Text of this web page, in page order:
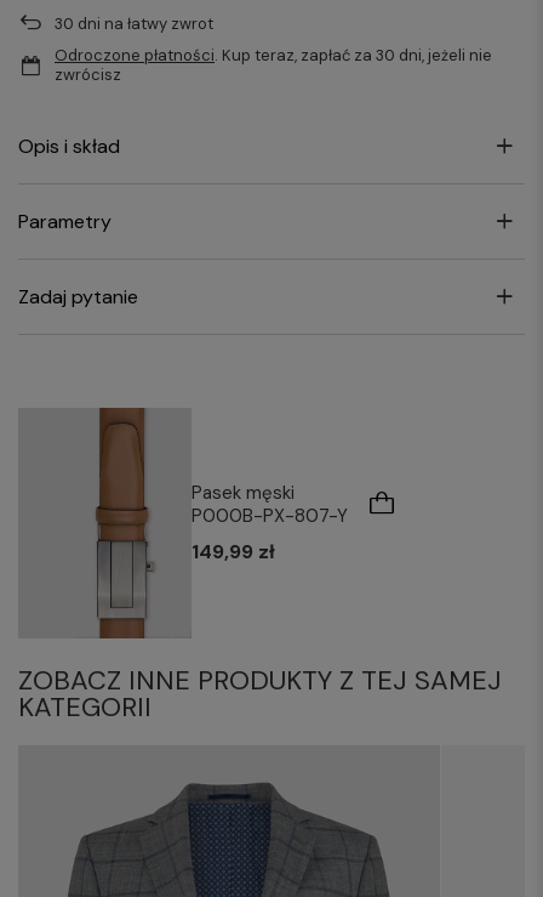
30 dni na łatwy zwrot
Odroczone płatności. Kup teraz, zapłać za 30 dni, jeżeli nie
zwrócisz
Opis i skład
Parametry
Zadaj pytanie
Pasek męski
P000B-PX-807-Y
149,99 zł
ZOBACZ INNE PRODUKTY Z TEJ SAMEJ
KATEGORII